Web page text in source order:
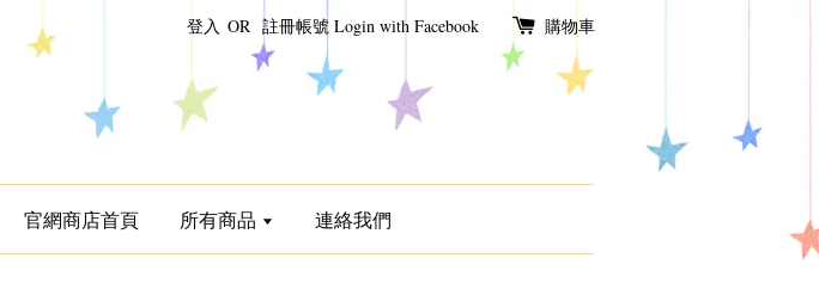
登入 OR 註冊帳號 Login with Facebook 購物車
官網商店首頁 所有商品 連絡我們